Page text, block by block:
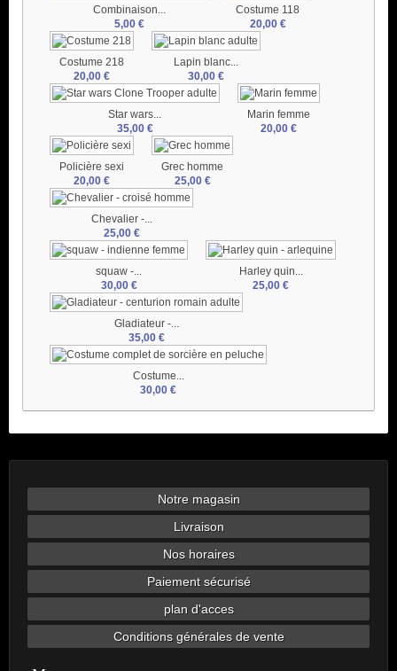
Combinaison...
5,00 €
Costume 118
20,00 €
Costume 218
20,00 €
Lapin blanc...
30,00 €
Star wars...
35,00 €
Marin femme
20,00 €
Policière sexi
20,00 €
Grec homme
25,00 €
Chevalier -...
25,00 €
squaw -...
30,00 €
Harley quin...
25,00 €
Gladiateur -...
35,00 €
Costume...
30,00 €
Notre magasin
Livraison
Nos horaires
Paiement sécurisé
plan d'acces
Conditions générales de vente